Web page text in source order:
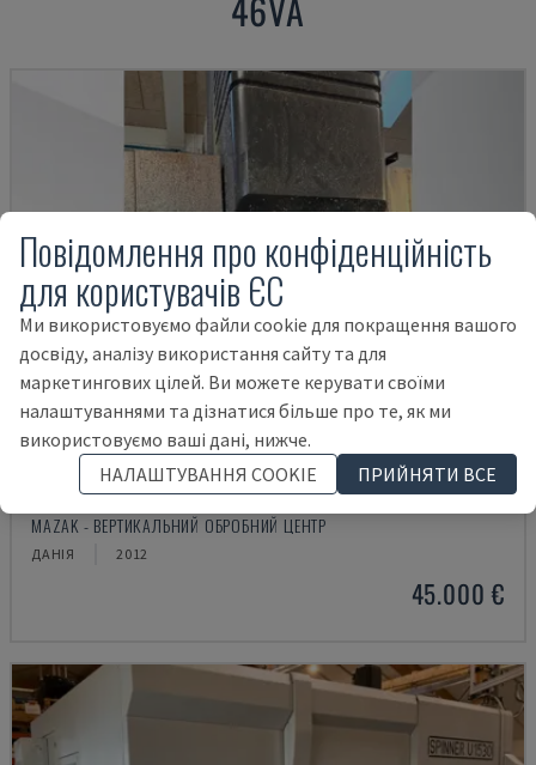
VTC 300C II
MAZAK - ВЕРТИКАЛЬНИЙ ОБРОБНИЙ ЦЕНТР
ДАНІЯ 2012
45.000 €
Повідомлення про конфіденційність
для користувачів ЄС
Ми використовуємо файли cookie для покращення вашого
досвіду, аналізу використання сайту та для
маркетингових цілей. Ви можете керувати своїми
налаштуваннями та дізнатися більше про те, як ми
використовуємо ваші дані, нижче.
НАЛАШТУВАННЯ COOKIE
ПРИЙНЯТИ ВСЕ